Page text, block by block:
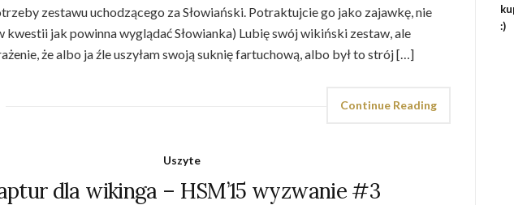
zestawu uchodzącego za Słowiański. Potraktujcie go jako zajawkę, nie
kwestii jak powinna wyglądać Słowianka) Lubię swój wikiński zestaw, ale
że albo ja źle uszyłam swoją suknię fartuchową, albo był to strój […]
Continue Reading
Uszyte
dla wikinga – HSM’15 wyzwanie #3
:)